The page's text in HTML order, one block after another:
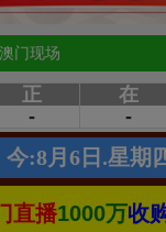
门现场
直播1000万收